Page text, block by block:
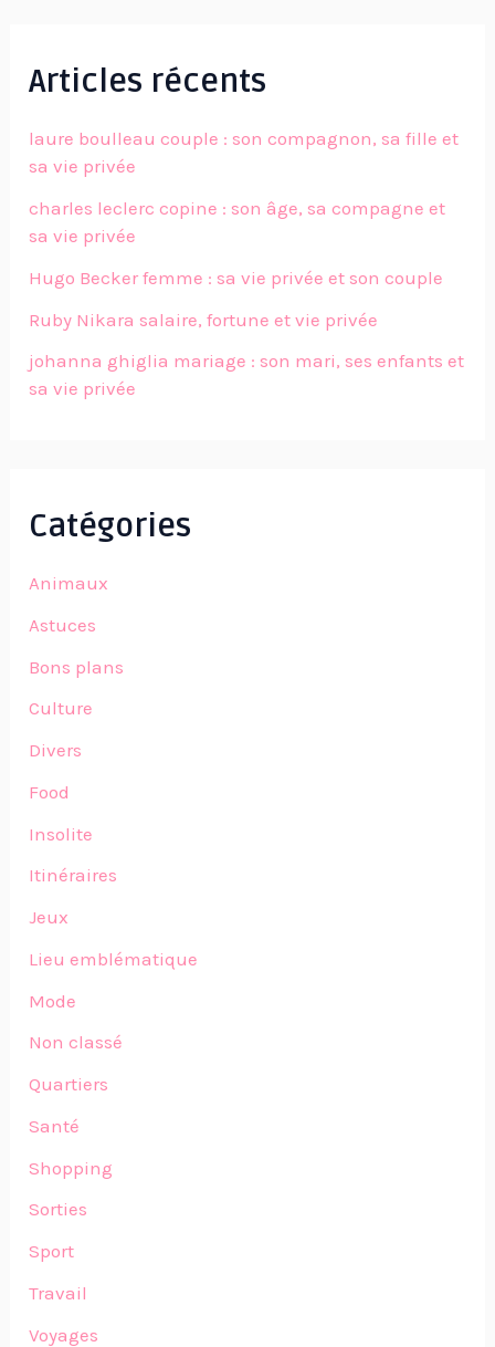
Articles récents
laure boulleau couple : son compagnon, sa fille et
sa vie privée
charles leclerc copine : son âge, sa compagne et
sa vie privée
Hugo Becker femme : sa vie privée et son couple
Ruby Nikara salaire, fortune et vie privée
johanna ghiglia mariage : son mari, ses enfants et
sa vie privée
Catégories
Animaux
Astuces
Bons plans
Culture
Divers
Food
Insolite
Itinéraires
Jeux
Lieu emblématique
Mode
Non classé
Quartiers
Santé
Shopping
Sorties
Sport
Travail
Voyages